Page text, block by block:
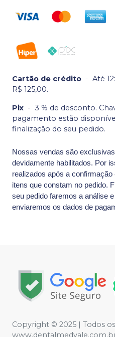
Cartão de crédito - Até
R$ 125,00.
Pix - 3 % de desconto.
pagamento estão
finalização do seu pedido.
Nossas vendas são
devidamente habilitados. Por
realizados após a
itens que constam no pedido.
seu pedido faremos a análise
enviaremos os dados de
Copyright © 2025 | Todos